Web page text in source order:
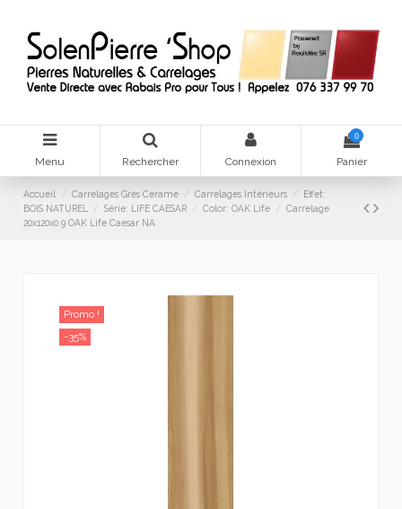
Menu Rechercher Connexion
0
Panier
Accueil Carrelages Grès Cérame Carrelages Intérieurs
Effet:
BOIS NATUREL
Série: LIFE CAESAR Color: OAK Life
Carrelage
20x120x0.9 OAK Life Caesar NA
Promo !
-35%